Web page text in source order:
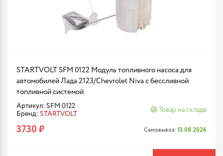
STARTVOLT SFM 0122 Модуль топливного насоса для
автомобилей Лада 2123/Chevrolet Niva с бессливной
топливной системой
Артикул: SFM 0122
Бренд: STARTVOLT
Товар на складе
3730 ₽ Самовывоз: 13.08.2026